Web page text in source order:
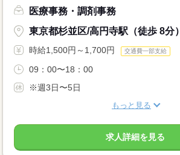
医療事務・調剤事務
東京都杉並区/高円寺駅（徒歩 8分）
時給1,500円～1,700円 交通費一部支給
09：00〜18：00
※週3日〜5日
もっと見る
求人詳細を見る